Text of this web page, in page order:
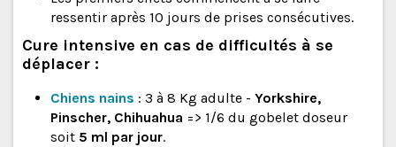
ressentir après 10 jours de prises consécutives.
Cure intensive en cas de difficultés à se
déplacer :
Chiens nains : 3 à 8 Kg adulte - Yorkshire,
Pinscher, Chihuahua => 1/6 du gobelet doseur
soit 5 ml par jour.